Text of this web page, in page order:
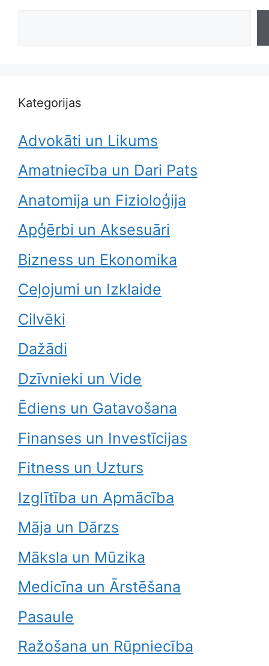
Kategorijas
Advokāti un Likums
Amatniecība un Dari Pats
Anatomija un Fizioloģija
Apģērbi un Aksesuāri
Bizness un Ekonomika
Ceļojumi un Izklaide
Cilvēki
Dažādi
Dzīvnieki un Vide
Ēdiens un Gatavošana
Finanses un Investīcijas
Fitness un Uzturs
Izglītība un Apmācība
Māja un Dārzs
Māksla un Mūzika
Medicīna un Ārstēšana
Pasaule
Ražošana un Rūpniecība